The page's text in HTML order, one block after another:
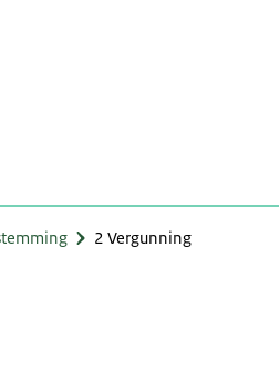
2 Vergunning